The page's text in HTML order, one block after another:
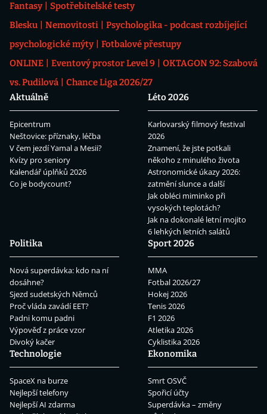
Fantasy
Spotřebitelské testy
Blesku
Nemovitosti
Psychologika - podcast rozbíjející
psychologické mýty
Fotbalové přestupy
ONLINE
Eventový prostor Level 9
OKTAGON 92: Szabová
vs. Pudilová
Chance Liga 2026/27
Aktuálně
Epicentrum
Neštovice: příznaky, léčba
V čem jezdí Yamal a Mesii?
Kvízy pro seniory
Kalendář úplňků 2026
Co je bodycount?
Léto 2026
Karlovarský filmový festival
2026
Znamení, že jste potkali
někoho z minulého života
Astronomické úkazy 2026:
zatmění slunce a další
Jak obléci miminko při
vysokých teplotách?
Jak na dokonalé letní mojito
6 lehkých letních salátů
Politika
Nová superdávka: kdo na ní
dosáhne?
Sjezd sudetských Němců
Proč vláda zavádí EET?
Padni komu padni
Výpověď z práce vzor
Divoký kačer
Sport 2026
MMA
Fotbal 2026/27
Hokej 2026
Tenis 2026
F1 2026
Atletika 2026
Cyklistika 2026
Technologie
SpaceX na burze
Nejlepší telefony
Nejlepší AI zdarma
Ekonomika
Smrt OSVČ
Spořicí účty
Superdávka – změny